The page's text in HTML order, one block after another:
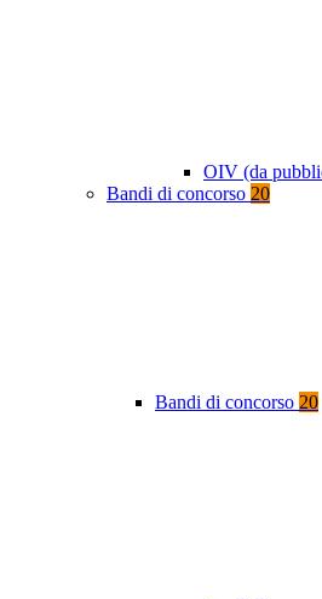
OIV (da
Bandi di concorso 20
Bandi di concorso 20